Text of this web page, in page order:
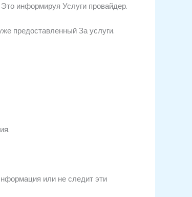
Это информируя Услуги провайдер.
предоставленный За услуги.
или не следитэти